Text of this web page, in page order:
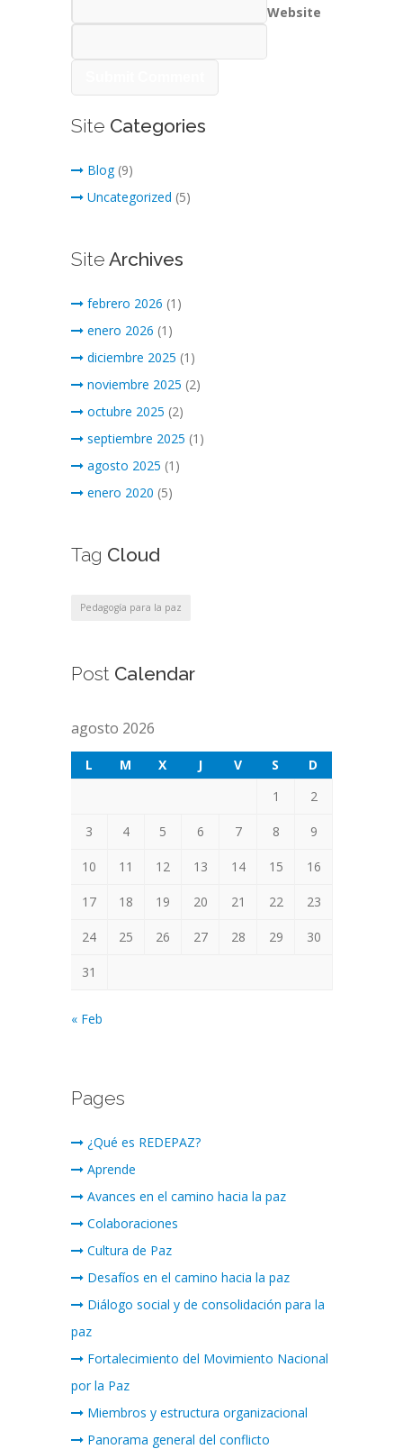
Website
Site Categories
Blog(9)
Uncategorized (5)
Site Archives
febrero 2026 (1)
enero 2026 (1)
diciembre 2025 (1)
noviembre 2025 (2)
octubre 2025 (2)
septiembre 2025 (1)
agosto 2025 (1)
enero 2020 (5)
Tag Cloud
Pedagogía para la paz
Post Calendar
agosto 2026
L M X J V S
D
1
2
3 4 5 6 7 8 9
10 11 12 13 14 15 16
17 18 19 20 21 22 23
24 25 26 27 28 29 30
31
« Feb
Pages
¿Qué es REDEPAZ?
Aprende
Avances en el camino hacia la paz
Colaboraciones
Cultura de Paz
Desafíos en el camino hacia la paz
Diálogo social y de consolidación para la
paz
Fortalecimiento del Movimiento Nacional
por la Paz
Miembros y estructura organizacional
Panorama general del conflicto